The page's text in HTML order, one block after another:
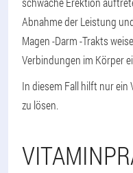
Abnahme der Leistung
Magen -Darm -Trakts
Verbindungen im Körper
In diesem Fall hilft nur
zu lösen.